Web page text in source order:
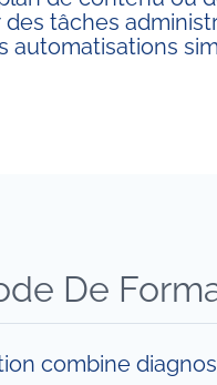
des tâches
automatisations
De
combine